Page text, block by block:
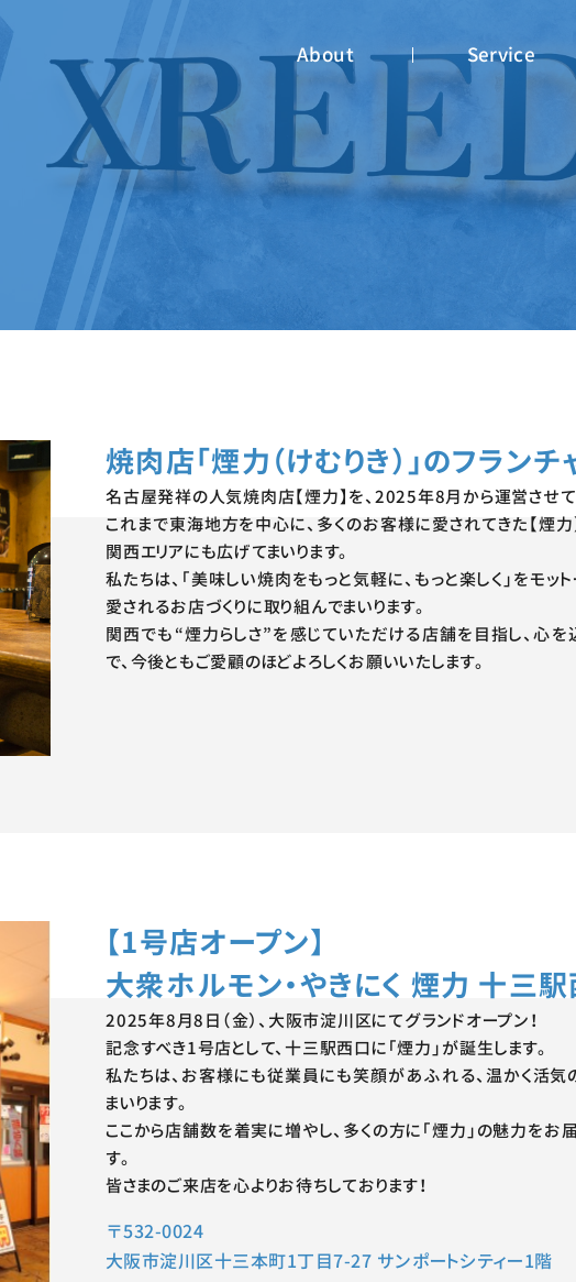
About Service
焼肉店「煙力（けむりき）」のフラン
名古屋発祥の人気焼肉店【煙力】を、2025年8月から運営させて
これまで東海地方を中心に、多くのお客様に愛されてきた【煙
関西エリアにも広げてまいります。
私たちは、「美味しい焼肉をもっと気軽に、もっと楽しく」をモッ
愛されるお店づくりに取り組んでまいります。
関西でも“煙力らしさ”を感じていただける店舗を目指し、心を
で、今後ともご愛顧のほどよろしくお願いいたします。
【1号店オープン】
大衆ホルモン・やきにく 煙力 十三
2025年8月8日（金）、大阪市淀川区にてグランドオープン！
記念すべき1号店として、十三駅西口に「煙力」が誕生します。
私たちは、お客様にも従業員にも笑顔があふれる、温かく活気
まいります。
ここから店舗数を着実に増やし、多くの方に「煙力」の魅力をお
す。
皆さまのご来店を心よりお待ちしております！
〒532-0024
大阪市淀川区十三本町1丁目7-27 サンポートシティー1階